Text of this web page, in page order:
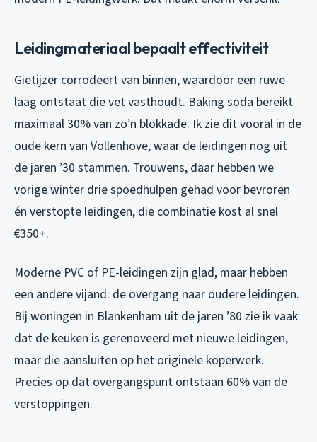
Leidingmateriaal bepaalt effectiviteit
Gietijzer corrodeert van binnen, waardoor een ruwe
laag ontstaat die vet vasthoudt. Baking soda bereikt
maximaal 30% van zo’n blokkade. Ik zie dit vooral in de
oude kern van Vollenhove, waar de leidingen nog uit
de jaren ’30 stammen. Trouwens, daar hebben we
vorige winter drie spoedhulpen gehad voor bevroren
én verstopte leidingen, die combinatie kost al snel
€350+.
Moderne PVC of PE-leidingen zijn glad, maar hebben
een andere vijand: de overgang naar oudere leidingen.
Bij woningen in Blankenham uit de jaren ’80 zie ik vaak
dat de keuken is gerenoveerd met nieuwe leidingen,
maar die aansluiten op het originele koperwerk.
Precies op dat overgangspunt ontstaan 60% van de
verstoppingen.